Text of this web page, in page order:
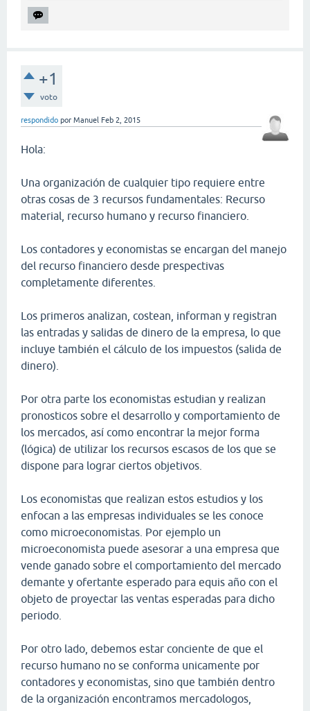
+1
voto
respondido por Manuel Feb 2, 2015
Hola:
Una organización de cualquier tipo requiere entre
otras cosas de 3 recursos fundamentales: Recurso
material, recurso humano y recurso financiero.
Los contadores y economistas se encargan del manejo
del recurso financiero desde prespectivas
completamente diferentes.
Los primeros analizan, costean, informan y registran
las entradas y salidas de dinero de la empresa, lo que
incluye también el cálculo de los impuestos (salida de
dinero).
Por otra parte los economistas estudian y realizan
pronosticos sobre el desarrollo y comportamiento de
los mercados, así como encontrar la mejor forma
(lógica) de utilizar los recursos escasos de los que se
dispone para lograr ciertos objetivos.
Los economistas que realizan estos estudios y los
enfocan a las empresas individuales se les conoce
como microeconomistas. Por ejemplo un
microeconomista puede asesorar a una empresa que
vende ganado sobre el comportamiento del mercado
demante y ofertante esperado para equis año con el
objeto de proyectar las ventas esperadas para dicho
periodo.
Por otro lado, debemos estar conciente de que el
recurso humano no se conforma unicamente por
contadores y economistas, sino que también dentro
de la organización encontramos mercadologos,